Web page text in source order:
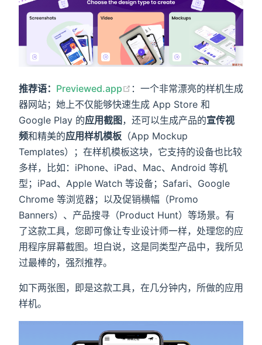
推荐语： Previewed.app
：一个非常漂亮的样机生成
器网站；她上不仅能够快速生成 App Store 和
Google Play 的应用截图 ，还可以生成产品的宣传视
频和精美的应用样机模板 （App Mockup
Templates）；在样机模板这块，它支持的设备也比较
多样，比如：iPhone、iPad、Mac、Android 等机
型；iPad、Apple Watch 等设备；Safari、Google
Chrome 等浏览器；以及促销横幅（Promo
Banners）、产品搜寻（Product Hunt）等场景。有
了这款工具，您即可像让专业设计师一样，处理您的应
用程序屏幕截图。坦白说，这是同类型产品中，我所见
过最棒的，强烈推荐。
如下两张图，即是这款工具，在几分钟内，所做的应用
样机。